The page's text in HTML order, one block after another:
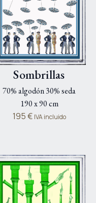
Sombrillas
70% algodón 30% seda
190 x 90 cm
195€ IVA incluido